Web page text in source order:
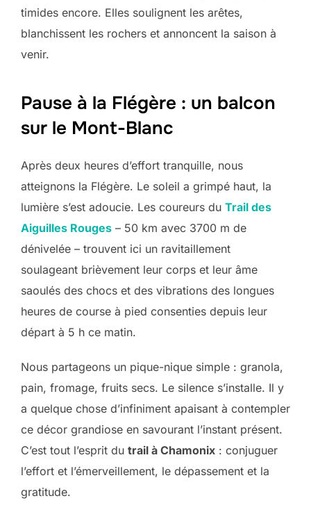
timides encore. Elles soulignent les arêtes,
blanchissent les rochers et annoncent la saison à
venir.
Pause à la Flégère : un balcon
sur le Mont-Blanc
Après deux heures d’effort tranquille, nous
atteignons la Flégère. Le soleil a grimpé haut, la
lumière s’est adoucie. Les coureurs du Trail des
Aiguilles Rouges – 50 km avec 3700 m de
dénivelée – trouvent ici un ravitaillement
soulageant brièvement leur corps et leur âme
saoulés des chocs et des vibrations des longues
heures de course à pied consenties depuis leur
départ à 5 h ce matin.
Nous partageons un pique-nique simple : granola,
pain, fromage, fruits secs. Le silence s’installe. Il y
a quelque chose d’infiniment apaisant à contempler
ce décor grandiose en savourant l’instant présent.
C’est tout l’esprit du trail à Chamonix : conjuguer
l’effort et l’émerveillement, le dépassement et la
gratitude.